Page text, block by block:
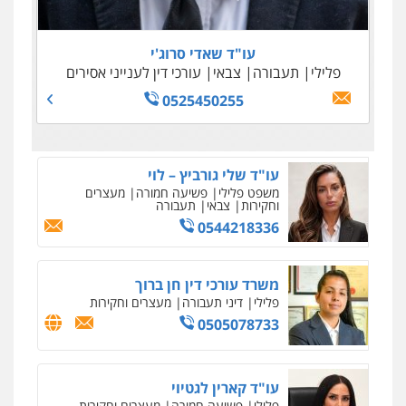
0509100397
עו"ד שאדי סרוג'י
פלילי
תעבורה צבאי
עורכי דין לענייני אסירים
0525450255
0545243703
עו"ד נדב גרינולד
פלילי תעבורה עורכי דין לענייני אסירים צבאי
0508848606
0509230800
גיל דביר – משרד עורכי דין
פשיעה כלכלית צווארון לבן
סלימאן אבו שעירה – משרד עורכי דין
פלילי בטחוני צבאי נזיקין
0547780927
עו"ד אסף גונן
פלילי פשע חמור תעבורה צבא מעצרים
וחקירות
0542255161
גל דהן – משרד עורך דין פלילי
פלילי פשיעה חמורה סמים מעצרים